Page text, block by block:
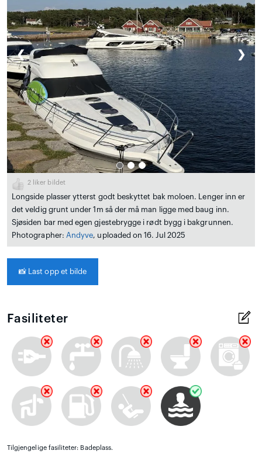
❮ ❯
2 liker bildet
Longside plasser ytterst godt beskyttet bak moloen. Lenger inn er
det veldig grunt under 1m så der må man ligge med baug inn.
Sjøsiden bar med egen gjestebrygge i rødt bygg i bakgrunnen.
Photographer: Andyve, uploaded on 16. Jul 2025
📸 Last opp et bilde
Fasiliteter
Tilgjengelige fasiliteter: Badeplass.